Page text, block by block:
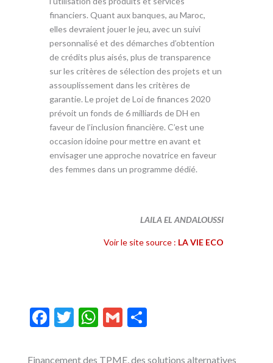
financiers. Quant aux banques, au Maroc,
elles devraient jouer le jeu, avec un suivi
personnalisé et des démarches d’obtention
de crédits plus aisés, plus de transparence
sur les critères de sélection des projets et un
assouplissement dans les critères de
garantie. Le projet de Loi de finances 2020
prévoit un fonds de 6 milliards de DH en
faveur de l’inclusion financière. C’est une
occasion idoine pour mettre en avant et
envisager une approche novatrice en faveur
des femmes dans un programme dédié.
LAILA EL ANDALOUSSI
Voir le site source : LA VIE ECO
F
e
T
itt
W
at
G
ai
P
ta
Financement des TPME, des solutions alternatives